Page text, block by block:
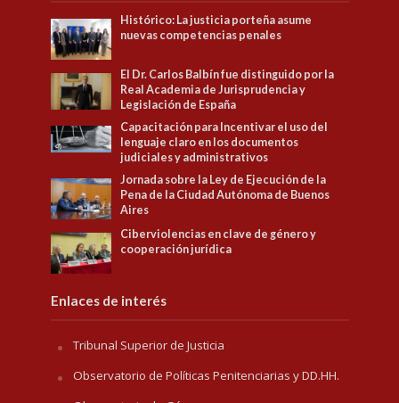
Histórico: La justicia porteña asume
nuevas competencias penales
El Dr. Carlos Balbín fue distinguido por la
Real Academia de Jurisprudencia y
Legislación de España
Capacitación para Incentivar el uso del
lenguaje claro en los documentos
judiciales y administrativos
Jornada sobre la Ley de Ejecución de la
Pena de la Ciudad Autónoma de Buenos
Aires
Ciberviolencias en clave de género y
cooperación jurídica
Enlaces de interés
Tribunal Superior de Justicia
Observatorio de Políticas Penitenciarias y DD.HH.